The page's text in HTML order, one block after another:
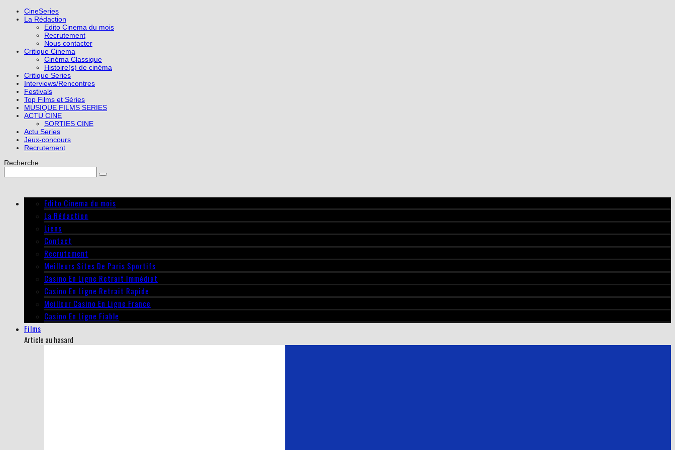
CineSeries
La Rédaction
Edito Cinema du mois
Recrutement
Nous contacter
Critique Cinema
Cinéma Classique
Histoire(s) de cinéma
Critique Series
Interviews/Rencontres
Festivals
Top Films et Séries
MUSIQUE FILMS SERIES
ACTU CINE
SORTIES CINE
Actu Series
Jeux-concours
Recrutement
Recherche
Edito Cinema du mois
La Rédaction
Liens
Contact
Recrutement
Meilleurs Sites De Paris Sportifs
Casino En Ligne Retrait Immédiat
Casino En Ligne Retrait Rapide
Meilleur Casino En Ligne France
Casino En Ligne Fiable
Films
Article au hasard